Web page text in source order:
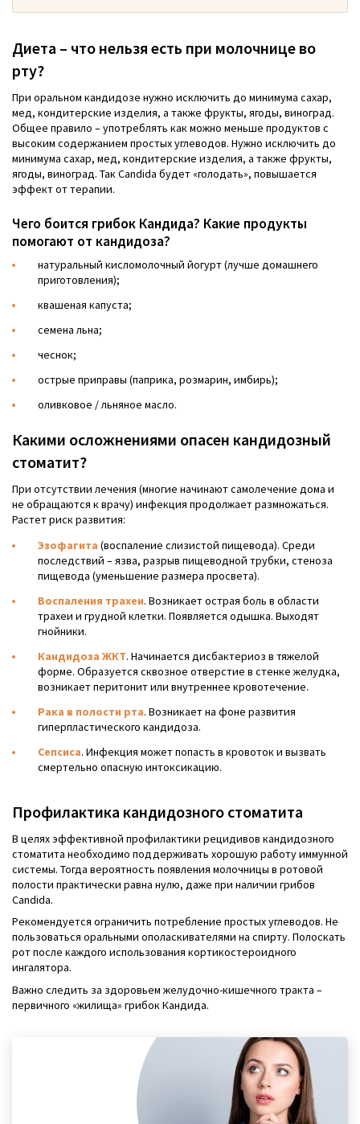
Диета – что нельзя есть при молочнице во
рту?
При оральном кандидозе нужно исключить до минимума сахар,
мед, кондитерские изделия, а также фрукты, ягоды, виноград.
Общее правило – употреблять как можно меньше продуктов с
высоким содержанием простых углеводов. Нужно исключить до
минимума сахар, мед, кондитерские изделия, а также фрукты,
ягоды, виноград. Так Candida будет «голодать», повышается
эффект от терапии.
Чего боится грибок Кандида? Какие продукты
помогают от кандидоза?
натуральный кисломолочный йогурт (лучше домашнего
приготовления);
квашеная капуста;
семена льна;
чеснок;
острые приправы (паприка, розмарин, имбирь);
оливковое / льняное масло.
Какими осложнениями опасен кандидозный
стоматит?
При отсутствии лечения (многие начинают самолечение дома и
не обращаются к врачу) инфекция продолжает размножаться.
Растет риск развития:
Эзофагита (воспаление слизистой пищевода). Среди
последствий – язва, разрыв пищеводной трубки, стеноза
пищевода (уменьшение размера просвета).
Воспаления трахеи. Возникает острая боль в области
трахеи и грудной клетки. Появляется одышка. Выходят
гнойники.
Кандидоза ЖКТ. Начинается дисбактериоз в тяжелой
форме. Образуется сквозное отверстие в стенке желудка,
возникает перитонит или внутреннее кровотечение.
Рака в полости рта. Возникает на фоне развития
гиперпластического кандидоза.
Сепсиса. Инфекция может попасть в кровоток и вызвать
смертельно опасную интоксикацию.
Профилактика кандидозного стоматита
В целях эффективной профилактики рецидивов кандидозного
стоматита необходимо поддерживать хорошую работу иммунной
системы. Тогда вероятность появления молочницы в ротовой
полости практически равна нулю, даже при наличии грибов
Candida.
Рекомендуется ограничить потребление простых углеводов. Не
пользоваться оральными ополаскивателями на спирту. Полоскать
рот после каждого использования кортикостероидного
ингалятора.
Важно следить за здоровьем желудочно-кишечного тракта –
первичного «жилища» грибок Кандида.